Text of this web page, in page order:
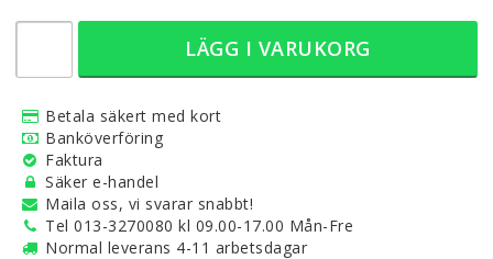
LÄGG I VARUKORG
Betala säkert med kort
Banköverföring
Faktura
Säker e-handel
Maila oss, vi svarar snabbt!
Tel 013-3270080 kl 09.00-17.00 Mån-Fre
Normal leverans 4-11 arbetsdagar